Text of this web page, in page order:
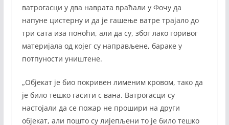
ватрогасци у два наврата враћали у Фочу да
напуне цистерну и да је гашење ватре трајало до
три сата иза поноћи, али да су, због лако горивог
материјала од којег су направљене, бараке у
потпуности уништене.
„Објекат је био покривен лименим кровом, тако да
је било тешко гасити с вана. Ватрогасци су
настојали да се пожар не прошири на други
објекат, али пошто су лијепљени то је било тешко